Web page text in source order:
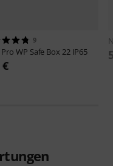
9
ProWP Safe Box 22 IP65
€